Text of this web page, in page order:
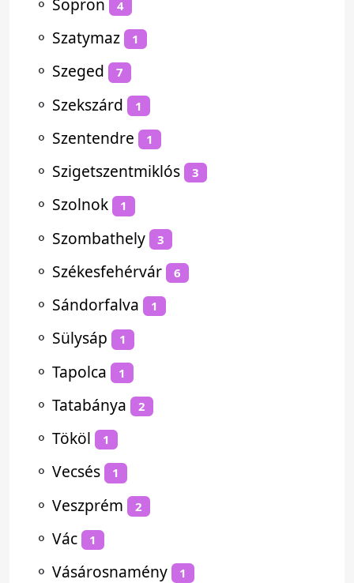
4
⚬ Szatymaz 1
⚬ Szeged 7
⚬ Szekszárd 1
⚬ Szentendre 1
⚬ Szigetszentmiklós 3
⚬ Szolnok 1
⚬ Szombathely 3
⚬ Székesfehérvár 6
⚬ Sándorfalva 1
⚬ Sülysáp 1
⚬ Tapolca 1
⚬ Tatabánya 2
⚬ Tököl 1
⚬ Vecsés 1
⚬ Veszprém 2
⚬ Vác 1
⚬ Vásárosnamény 1